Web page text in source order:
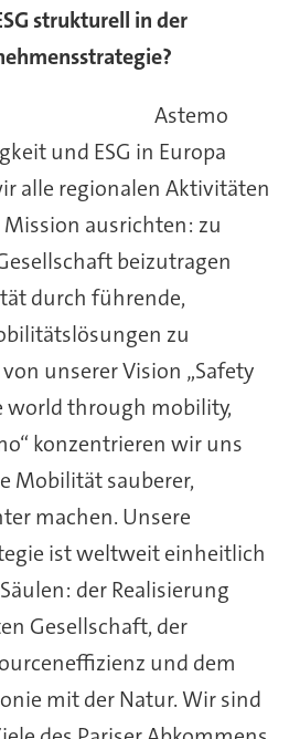
strukturell in der
Astemo
und ESG in Europa
alle regionalen Aktivitäten
ausrichten: zu
beizutragen
durch führende,
zu
unserer Vision „Safety
world through mobility,
konzentrieren wir uns
Mobilität sauberer,
machen. Unsere
ist weltweit einheitlich
der Realisierung
Gesellschaft, der
und dem
mit der Natur. Wir sind